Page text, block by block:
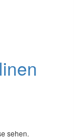
sehen.